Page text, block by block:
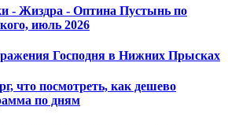
- Жиздра - Оптина Пустынь по
июль 2026
Господня в Нижних Прысках
что посмотреть, как дешево
по дням